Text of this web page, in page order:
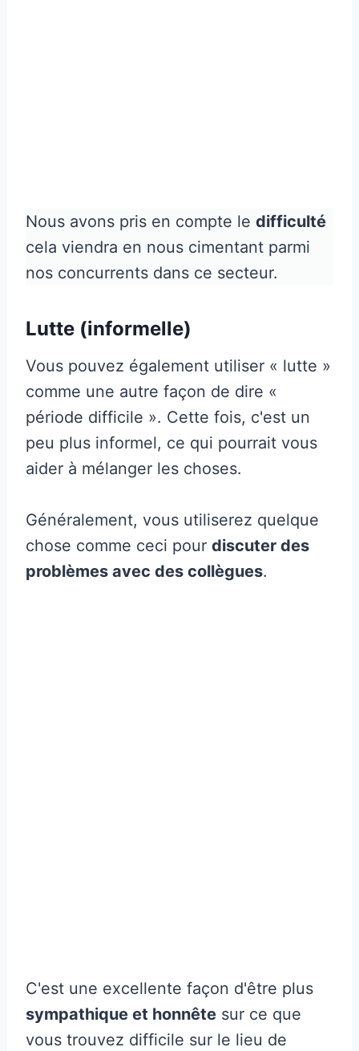
Nous avons pris en compte le difficulté
cela viendra en nous cimentant parmi
nos concurrents dans ce secteur.
Lutte (informelle)
Vous pouvez également utiliser « lutte »
comme une autre façon de dire «
période difficile ». Cette fois, c'est un
peu plus informel, ce qui pourrait vous
aider à mélanger les choses.
Généralement, vous utiliserez quelque
chose comme ceci pour discuter des
problèmes avec des collègues.
C'est une excellente façon d'être plus
sympathique et honnête sur ce que
vous trouvez difficile sur le lieu de